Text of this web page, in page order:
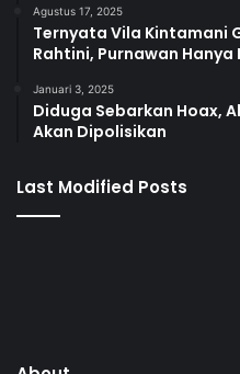
Agustus 17, 2025
Ternyata Vila Kintamani
Rahtini, Purnawan Hanya
Januari 3, 2025
Diduga Sebarkan Hoax,
Akan Dipolisikan
Last Modified Posts